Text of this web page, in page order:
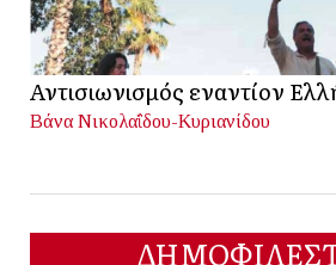
Αντισιωνισμός εναντίον
Βάνα Νικολαΐδου-Κυριανίδου